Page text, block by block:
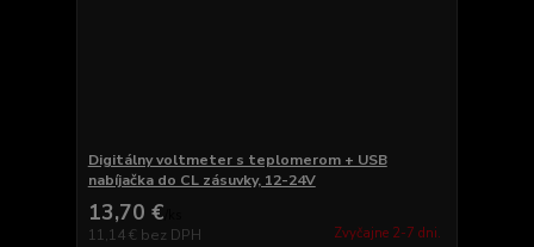
Digitálny voltmeter s teplomerom + USB
nabíjačka do CL zásuvky, 12-24V
13,70 €
11,14 € bez DPH Zvyčajne 2-7 dni.